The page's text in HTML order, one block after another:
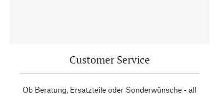
Customer Service
Ob Beratung, Ersatzteile oder Sonderwünsche - all